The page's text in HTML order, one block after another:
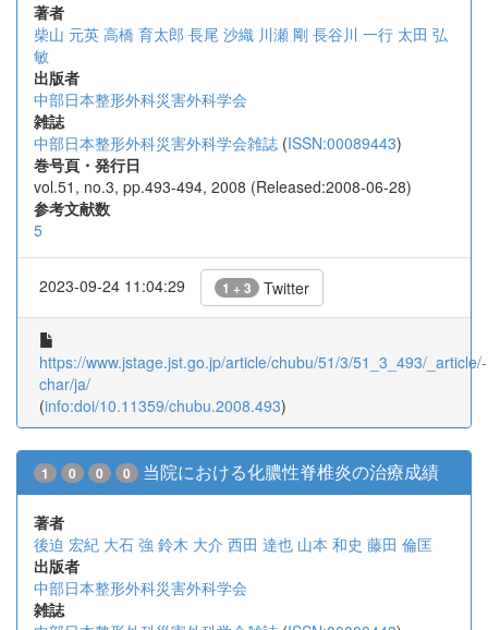
著者
柴山 元英 高橋 育太郎 長尾 沙織 川瀬 剛 長谷川 一行 太田 弘
敏
出版者
中部日本整形外科災害外科学会
雑誌
中部日本整形外科災害外科学会雑誌 (ISSN:00089443)
巻号頁・発行日
vol.51, no.3, pp.493-494, 2008 (Released:2008-06-28)
参考文献数
5
2023-09-24 11:04:29 1 + 3 Twitter
https://www.jstage.jst.go.jp/article/chubu/51/3/51_3_493/_article/-
char/ja/
(info:doi/10.11359/chubu.2008.493)
1 0 0 0 当院における化膿性脊椎炎の治療成績
著者
後迫 宏紀 大石 強 鈴木 大介 西田 達也 山本 和史 藤田 倫匡
出版者
中部日本整形外科災害外科学会
雑誌